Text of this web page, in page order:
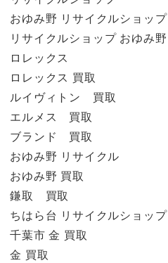
おゆみ野 リサイクルショップ
リサイクルショップ おゆみ野
ロレックス
ロレックス 買取
ルイヴィトン 買取
エルメス 買取
ブランド 買取
おゆみ野 リサイクル
おゆみ野 買取
鎌取 買取
ちはら台 リサイクルショップ
千葉市 金 買取
金 買取